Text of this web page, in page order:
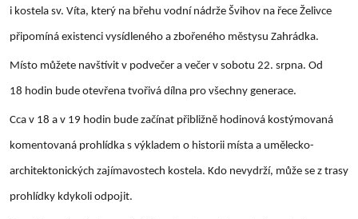
i kostela sv. Víta, který na břehu vodní nádrže Švihov na řece Želivce
připomíná existenci vysídleného a zbořeného městysu Zahrádka.
Místo můžete navštívit v podvečer a večer v sobotu 22. srpna. Od
18 hodin bude otevřena tvořivá dílna pro všechny generace.
Cca v 18 a v 19 hodin bude začínat přibližně hodinová kostýmovaná
komentovaná prohlídka s výkladem o historii místa a umělecko-
architektonických zajímavostech kostela. Kdo nevydrží, může se z trasy
prohlídky kdykoli odpojit.